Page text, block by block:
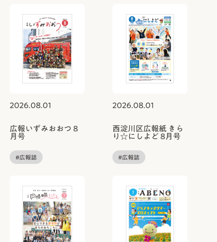
2026.08.01
広報いずみおおつ 8
月号
#広報誌
2026.08.01
西淀川区広報紙 きら
り☆にしよど 8月号
#広報誌